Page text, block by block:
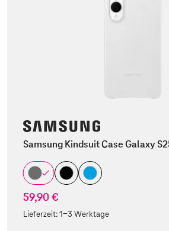
Samsung Kindsuit Case Galaxy
59,90 €
Lieferzeit:1-3 Werktage